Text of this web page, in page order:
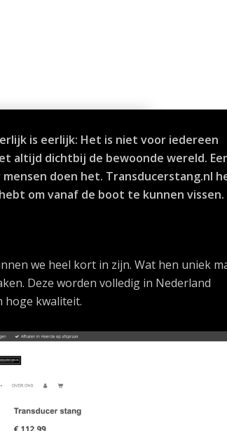
is eerlijk: Het is niet voor iedereen
altijd dichtbij de bewoonde wereld.
doen het. Transducerstang.nl
om vanaf de boot te kunnen vissen.
we heel kort in zijn. Wat hen uniek
Deze worden volledig in Nederland
hoge kwaliteit.